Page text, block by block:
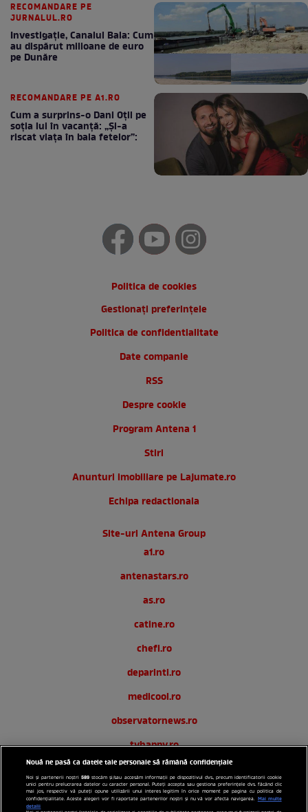
RECOMANDARE PE
JURNALUL.RO
Investigație, Canalul Bala: Cum
au dispărut milioane de euro
pe Dunăre
RECOMANDARE PE A1.RO
Cum a surprins-o Dani Oțil pe
soția lui în vacanță: „Și-a
riscat viața în baia fetelor”:
Politica de cookies
Gestionați preferințele
Politica de confidentialitate
Date companie
RSS
Despre cookie
Program Antena 1
Stiri
Anunturi imobiliare pe Lajumate.ro
Echipa redactionala
Site-uri Antena Group
a1.ro
antenastars.ro
as.ro
catine.ro
chefi.ro
deparinti.ro
medicool.ro
observatornews.ro
tvhappy.ro
useit.ro
zutv.ro
Nouă ne pasă ca datele tale personale să rămână confidențiale
Noi și partenerii noștri589 stocăm și/sau accesăm informații pe dispozitivul dvs., precum identificatorii cookie
unici pentru prelucrarea datelor cu caracter personal. Puteți accepta sau gestiona preferințele dvs. făcând clic
mai jos, respectiv vă puteți opune utilizării unui interes legitim în orice moment pe pagina cu politica de
confidențialitate. Aceste alegeri vor fi raportate partenerilor noștri și nu vă vor afecta navigarea. Mai multe
detalii